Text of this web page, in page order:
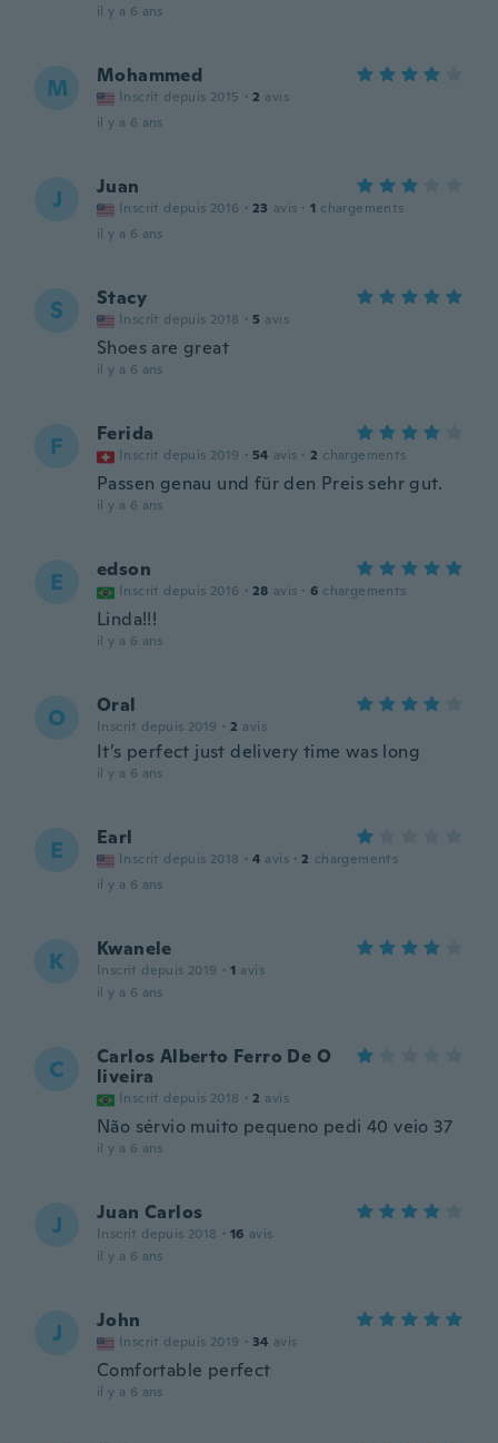
il y a 6 ans
M Mohammed
Inscrit depuis 2015 · 2 avis
il y a 6 ans
J Juan
Inscrit depuis 2016 · 23 avis · 1 chargements
il y a 6 ans
S Stacy
Inscrit depuis 2018 · 5 avis
Shoes are great
il y a 6 ans
F Ferida
Inscrit depuis 2019 · 54 avis · 2 chargements
Passen genau und für den Preis sehr gut.
il y a 6 ans
E edson
Inscrit depuis 2016 · 28 avis · 6 chargements
Linda!!!
il y a 6 ans
O Oral
Inscrit depuis 2019 · 2 avis
It’s perfect just delivery time was long
il y a 6 ans
E Earl
Inscrit depuis 2018 · 4 avis · 2 chargements
il y a 6 ans
K Kwanele
Inscrit depuis 2019 · 1 avis
il y a 6 ans
C
Carlos Alberto Ferro De O
liveira
Inscrit depuis 2018 · 2 avis
Não sérvio muito pequeno pedi 40 veio 37
il y a 6 ans
J Juan Carlos
Inscrit depuis 2018 · 16 avis
il y a 6 ans
J John
Inscrit depuis 2019 · 34 avis
Comfortable perfect
il y a 6 ans